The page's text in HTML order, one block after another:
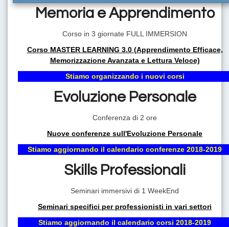
VIVI LA VITA CHE DESIDERI!
AVERE UN COACH PROFESSIONISTA AL TUO FIANCO
SIGNIFICA AVERE LA CERTEZZA DI POTER RAGGIUNGERE
TUTTI GLI OBIETTIVI DELLA TUA VITA.
Il Coaching: la migliore metodologia di Evoluzione Personale
del nuovo millennio
Memoria e Apprendimento
Corso in 3 giornate FULL IMMERSION
Corso MASTER LEARNING 3.0 (Apprendimento Efficace,
Memorizzazione Avanzata e Lettura Veloce)
Stiamo organizzando i nuovi corsi
Evoluzione Personale
Conferenza di 2 ore
Nuove conferenze sull'Evoluzione Personale
Stiamo aggiornando il calendario conferenze 2018-2019
Skills Professionali
Seminari immersivi di 1 WeekEnd
Seminari specifici per professionisti in vari settori
Stiamo aggiornando il calendario corsi 2018-2019